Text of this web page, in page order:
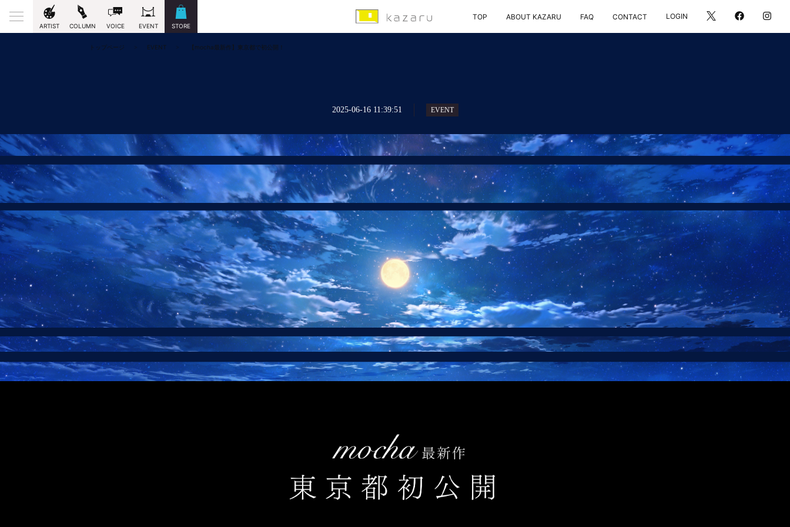
ARTIST COLUMN VOICE EVENT STORE
TOP ABOUT KAZARU FAQ CONTACT LOGIN
トップページ EVENT 【mocha最新作】東京都で初公開！
2025-06-16 11:39:51 EVENT